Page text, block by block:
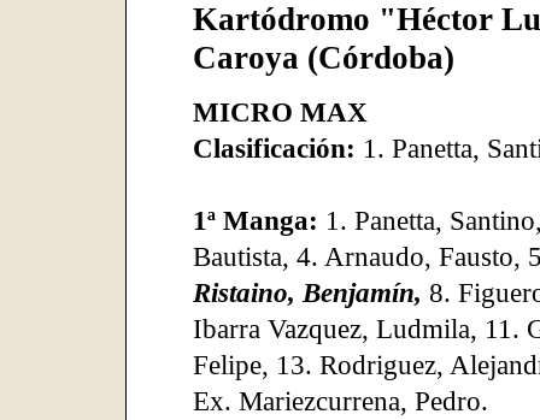
Kartódromo "Héctor
Caroya (Córdoba)
MICRO MAX
Clasificación: 1. Panetta,
1ª Manga: 1. Panetta,
Bautista, 4. Arnaudo,
Ristaino, Benjamín, 8.
Ibarra Vazquez, Ludmila, 11.
Felipe, 13. Rodriguez,
Ex. Mariezcurrena, Pedro.